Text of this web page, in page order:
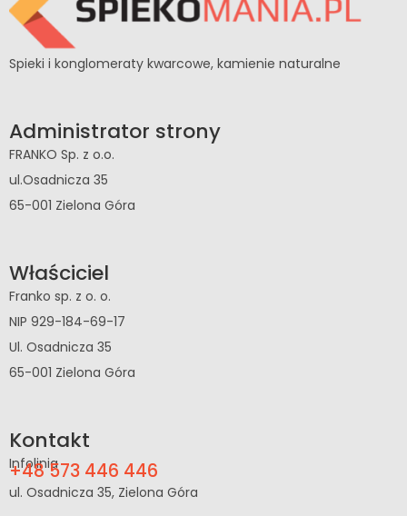
Spieki i konglomeraty kwarcowe, kamienie naturalne
Administrator strony
FRANKO Sp. z o.o.
ul.Osadnicza 35
65-001 Zielona Góra
Właściciel
Franko sp. z o. o.
NIP 929-184-69-17
Ul. Osadnicza 35
65-001 Zielona Góra
Kontakt
Infolinia
+48 573 446 446
ul. Osadnicza 35, Zielona Góra